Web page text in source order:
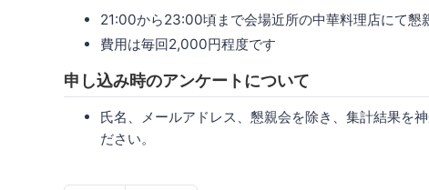
21:00から23:00頃まで会場近所の中華料理店にて懇
費用は毎回2,000円程度です
申し込み時のアンケートについて
氏名、メールアドレス、懇親会を除き、集計結果を
ださい。